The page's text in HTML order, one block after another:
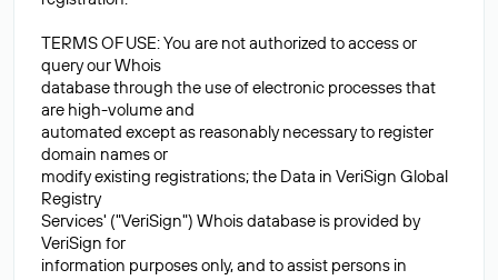
TERMS OF USE: You are not authorized to access or
query our Whois
database through the use of electronic processes that
are high-volume and
automated except as reasonably necessary to register
domain names or
modify existing registrations; the Data in VeriSign Global
Registry
Services' ("VeriSign") Whois database is provided by
VeriSign for
information purposes only, and to assist persons in